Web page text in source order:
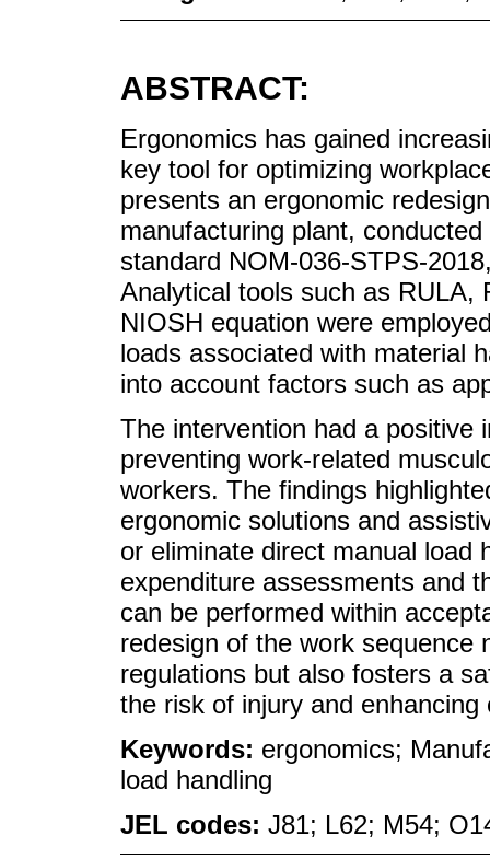
ABSTRACT:
Ergonomics has gained
key tool for optimizing
presents an ergonomic
manufacturing plant,
standard NOM-036-STPS-
Analytical tools such as RULA,
NIOSH equation were
loads associated with material
into account factors such as
The intervention had a positive
preventing work-related
workers. The findings
ergonomic solutions and
or eliminate direct manual load
expenditure assessments and
can be performed within
redesign of the work sequence
regulations but also fosters a
the risk of injury and enhancing
Keywords: ergonomics;
load handling
JEL codes: J81; L62; M54;